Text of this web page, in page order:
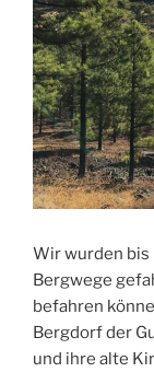
Wir wurden bis
Bergwege
befahren
Bergdorf der
und ihre alte